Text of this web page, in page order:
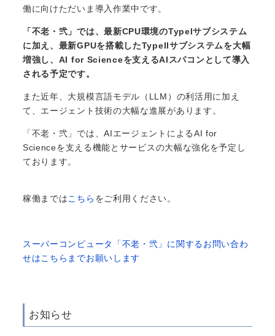
働に向けただいま導入作業中です。
「不老・弐」では、最新CPU環境のTypeIサブシステム
に加え、最新GPUを搭載したTypeIIサブシステムを大幅
増強し、AI for Scienceを支えるAIスパコンとして導入
される予定です。
また近年、大規模言語モデル（LLM）の利活用に加え
て、エージェント技術の大幅な進展があります。
「不老・弐」では、AIエージェントによるAI for
Scienceを支える機能とサービスの大幅な強化を予定し
ております。
稼働まではこちら をご利用ください。
スーパーコンピュータ「不老・弐」に関するお問い合わ
せはこちらまでお願いします
お知らせ